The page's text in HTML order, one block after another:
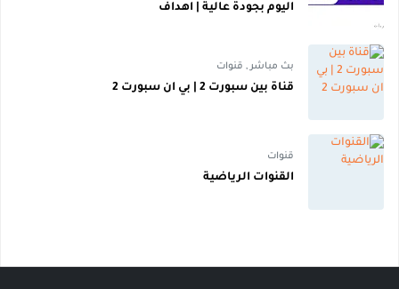
اليوم بجودة عالية | اهداف
بث مباشر , قنوات
قناة بين سبورت 2 | بي ان سبورت 2
قنوات
القنوات الرياضية